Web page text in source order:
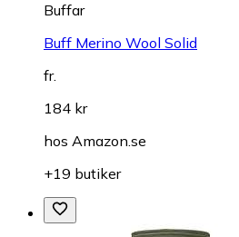
Buffar
Buff Merino Wool Solid
fr.
184 kr
hos Amazon.se
+19 butiker